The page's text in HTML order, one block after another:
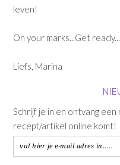
leven!
On your marks...Get
Liefs, Marina
Schrijf je in en ontvang
recept/artikel online komt!
vul
hier